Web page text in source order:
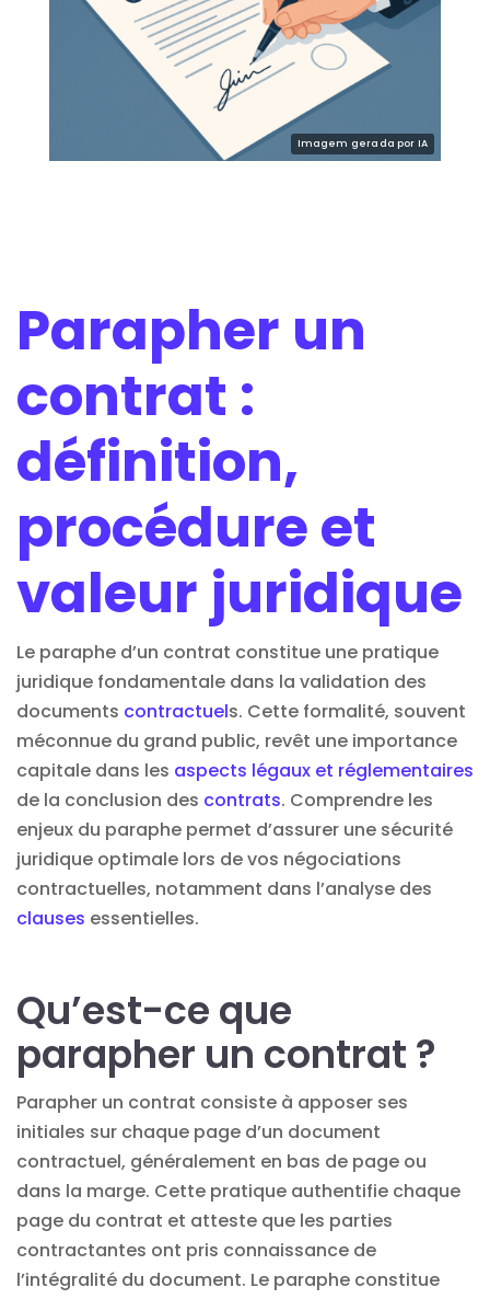
Parapher un
contrat :
définition,
procédure et
valeur juridique
Le paraphe d’un contrat constitue une pratique
juridique fondamentale dans la validation des
documents contractuels. Cette formalité, souvent
méconnue du grand public, revêt une importance
capitale dans les aspects légaux et réglementaires
de la conclusion des contrats. Comprendre les
enjeux du paraphe permet d’assurer une sécurité
juridique optimale lors de vos négociations
contractuelles, notamment dans l’analyse des
clauses essentielles.
Qu’est-ce que
parapher un contrat ?
Parapher un contrat consiste à apposer ses
initiales sur chaque page d’un document
contractuel, généralement en bas de page ou
dans la marge. Cette pratique authentifie chaque
page du contrat et atteste que les parties
contractantes ont pris connaissance de
l’intégralité du document. Le paraphe constitue